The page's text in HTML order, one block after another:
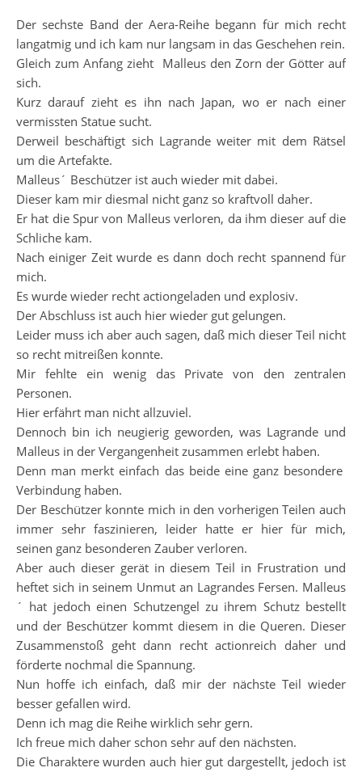
Der sechste Band der Aera-Reihe begann für mich recht
langatmig und ich kam nur langsam in das Geschehen rein.
Gleich zum Anfang zieht Malleus den Zorn der Götter auf
sich.
Kurz darauf zieht es ihn nach Japan, wo er nach einer
vermissten Statue sucht.
Derweil beschäftigt sich Lagrande weiter mit dem Rätsel
um die Artefakte.
Malleus´ Beschützer ist auch wieder mit dabei.
Dieser kam mir diesmal nicht ganz so kraftvoll daher.
Er hat die Spur von Malleus verloren, da ihm dieser auf die
Schliche kam.
Nach einiger Zeit wurde es dann doch recht spannend für
mich.
Es wurde wieder recht actiongeladen und explosiv.
Der Abschluss ist auch hier wieder gut gelungen.
Leider muss ich aber auch sagen, daß mich dieser Teil nicht
so recht mitreißen konnte.
Mir fehlte ein wenig das Private von den zentralen
Personen.
Hier erfährt man nicht allzuviel.
Dennoch bin ich neugierig geworden, was Lagrande und
Malleus in der Vergangenheit zusammen erlebt haben.
Denn man merkt einfach das beide eine ganz besondere
Verbindung haben.
Der Beschützer konnte mich in den vorherigen Teilen auch
immer sehr faszinieren, leider hatte er hier für mich,
seinen ganz besonderen Zauber verloren.
Aber auch dieser gerät in diesem Teil in Frustration und
heftet sich in seinem Unmut an Lagrandes Fersen. Malleus
´ hat jedoch einen Schutzengel zu ihrem Schutz bestellt
und der Beschützer kommt diesem in die Queren. Dieser
Zusammenstoß geht dann recht actionreich daher und
förderte nochmal die Spannung.
Nun hoffe ich einfach, daß mir der nächste Teil wieder
besser gefallen wird.
Denn ich mag die Reihe wirklich sehr gern.
Ich freue mich daher schon sehr auf den nächsten.
Die Charaktere wurden auch hier gut dargestellt, jedoch ist